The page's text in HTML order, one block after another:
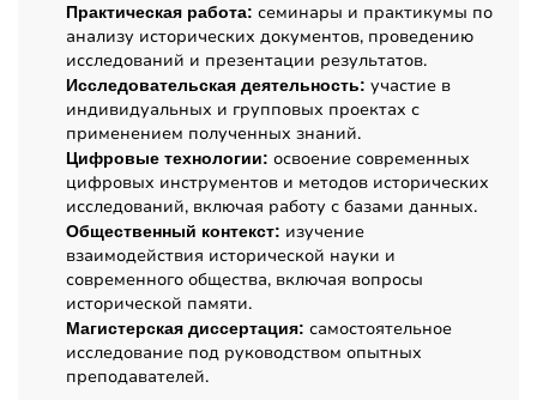
Практическая работа: семинары и практикумы по
анализу исторических документов, проведению
исследований и презентации результатов.
Исследовательская деятельность: участие в
индивидуальных и групповых проектах с
применением полученных знаний.
Цифровые технологии: освоение современных
цифровых инструментов и методов исторических
исследований, включая работу с базами данных.
Общественный контекст: изучение
взаимодействия исторической науки и
современного общества, включая вопросы
исторической памяти.
Магистерская диссертация: самостоятельное
исследование под руководством опытных
преподавателей.